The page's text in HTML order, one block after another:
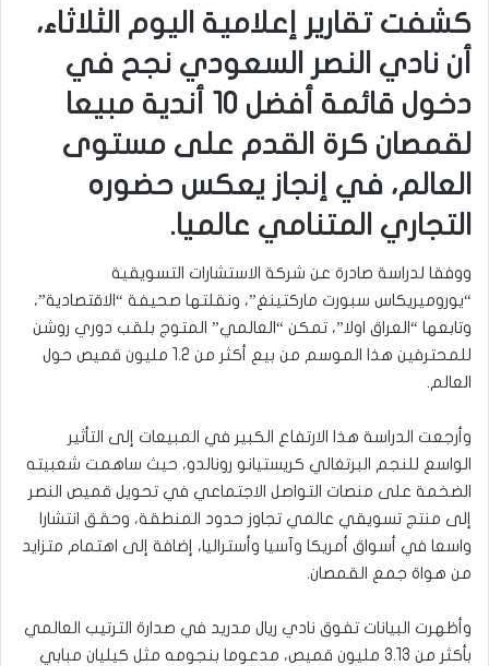
كشفت تقارير إعلامية اليوم الثلاثاء،
أن نادي النصر السعودي نجح في
دخول قائمة أفضل 10 أندية مبيعا
لقمصان كرة القدم على مستوى
العالم، في إنجاز يعكس حضوره
التجاري المتنامي عالميا.
ووفقا لدراسة صادرة عن شركة الاستشارات التسويقية
“يوروميريكاس سبورت ماركتينغ”، ونقلتها صحيفة “الاقتصادية”،
وتابعها “العراق اولا”، تمكن “العالمي” المتوج بلقب دوري روشن
للمحترفين هذا الموسم من بيع أكثر من 1.2 مليون قميص حول
العالم.
وأرجعت الدراسة هذا الارتفاع الكبير في المبيعات إلى التأثير
الواسع للنجم البرتغالي كريستيانو رونالدو، حيث ساهمت شعبيته
الضخمة على منصات التواصل الاجتماعي في تحويل قميص النصر
إلى منتج تسويقي عالمي تجاوز حدود المنطقة، وحقق انتشارا
واسعا في أسواق أمريكا وآسيا وأستراليا، إضافة إلى اهتمام متزايد
من هواة جمع القمصان.
وأظهرت البيانات تفوق نادي ريال مدريد في صدارة الترتيب العالمي
بأكثر من 3.13 مليون قميص، مدعوما بنجومه مثل كيليان مبابي